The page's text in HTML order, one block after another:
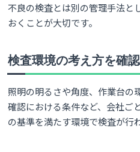
不良の検査とは別の管理手法と
おくことが大切です。
検査環境の考え方を確
照明の明るさや角度、作業台の
確認における条件など、会社ご
の基準を満たす環境で検査が行